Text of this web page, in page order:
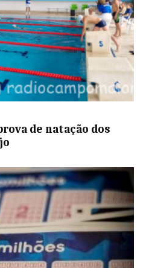
de natação dos